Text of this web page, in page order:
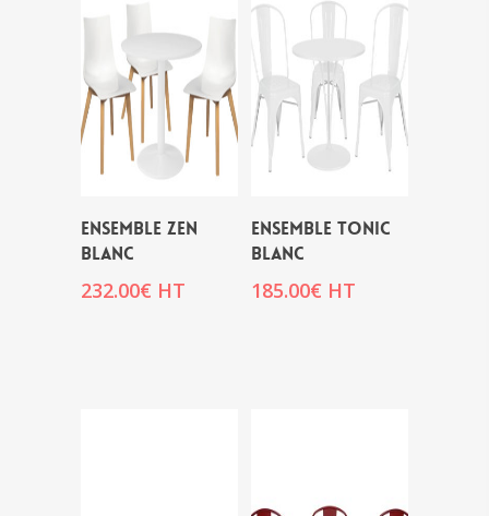
ENSEMBLE ZEN
BLANC
232.00€ HT
ENSEMBLE TONIC
BLANC
185.00€ HT